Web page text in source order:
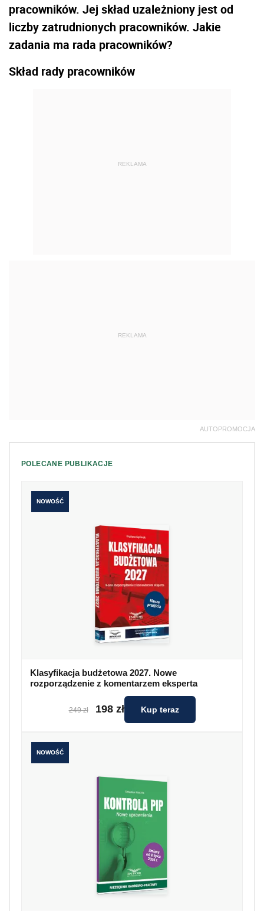
pracowników. Jej skład uzależniony jest od
liczby zatrudnionych pracowników. Jakie
zadania ma rada pracowników?
Skład rady pracowników
REKLAMA
REKLAMA
AUTOPROMOCJA
POLECANE PUBLIKACJE
NOWOŚĆ
Klasyfikacja budżetowa 2027. Nowe
rozporządzenie z komentarzem eksperta
249 zł 198 zł Kup teraz
NOWOŚĆ